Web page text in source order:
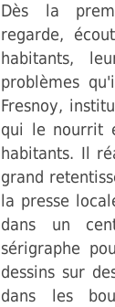
Dès la
regarde,
habitants,
problèmes
Fresnoy,
qui le nourrit
habitants. Il
grand
la presse
dans un
sérigraphe
dessins sur
dans les